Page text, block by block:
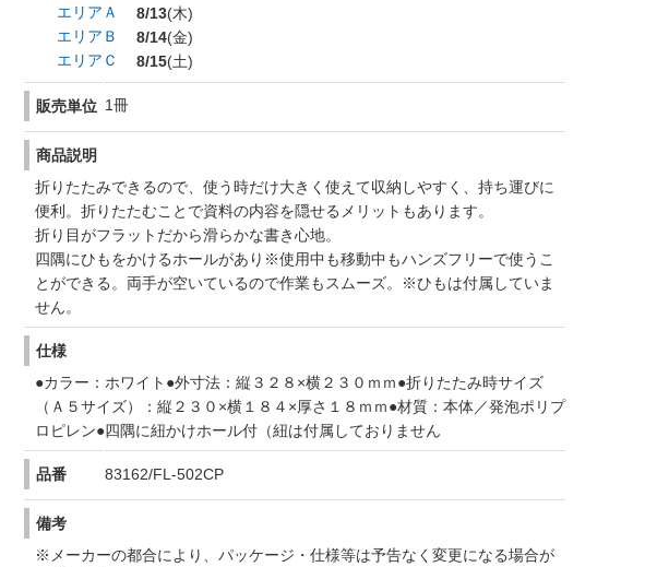
エリアＡ
8/13(木)
エリアＢ
8/14(金)
エリアＣ
8/15(土)
販売単位 1冊
商品説明
折りたたみできるので、使う時だけ大きく使えて収納しやすく、持ち運びに
便利。折りたたむことで資料の内容を隠せるメリットもあります。
折り目がフラットだから滑らかな書き心地。
四隅にひもをかけるホールがあり※使用中も移動中もハンズフリーで使うこ
とができる。両手が空いているので作業もスムーズ。※ひもは付属していま
せん。
仕様
●カラー：ホワイト●外寸法：縦３２８×横２３０ｍｍ●折りたたみ時サイズ
（Ａ５サイズ）：縦２３０×横１８４×厚さ１８ｍｍ●材質：本体／発泡ポリプ
ロピレン●四隅に紐かけホール付（紐は付属しておりません
品番 83162/FL-502CP
備考
※メーカーの都合により、パッケージ・仕様等は予告なく変更になる場合が